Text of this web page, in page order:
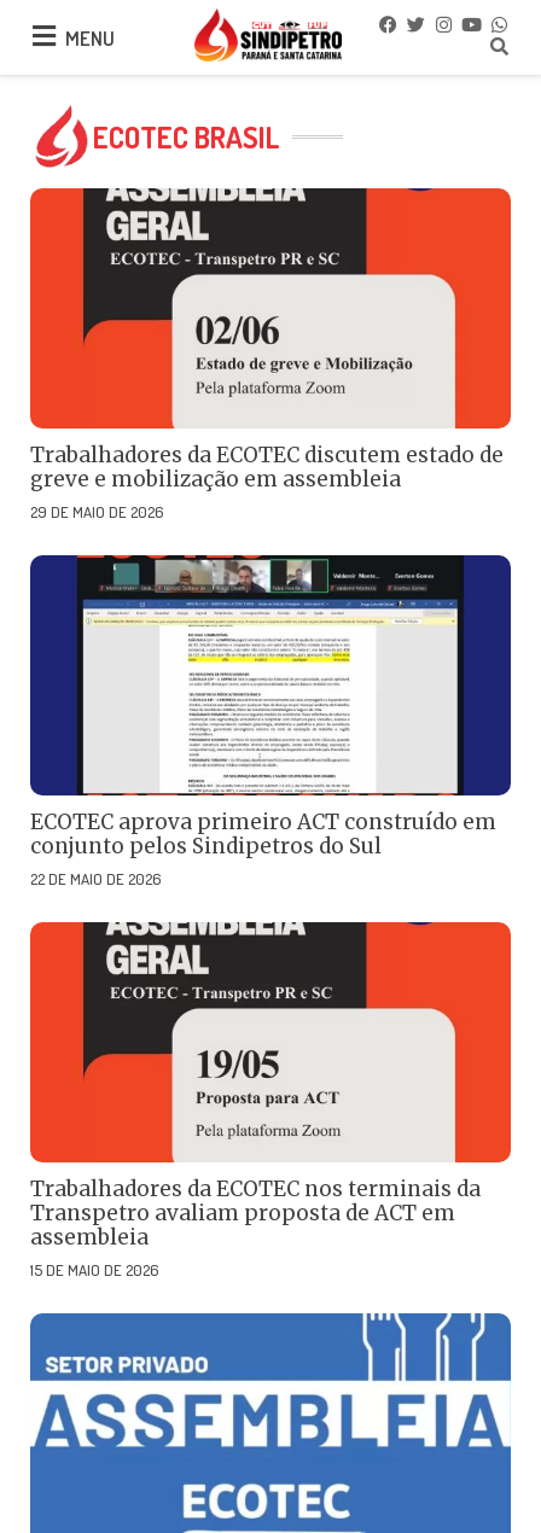
MENU
MENU
ECOTEC BRASIL
Trabalhadores da ECOTEC discutem estado de
greve e mobilização em assembleia
29 DE MAIO DE 2026
ECOTEC aprova primeiro ACT construído em
conjunto pelos Sindipetros do Sul
22 DE MAIO DE 2026
Trabalhadores da ECOTEC nos terminais da
Transpetro avaliam proposta de ACT em
assembleia
15 DE MAIO DE 2026